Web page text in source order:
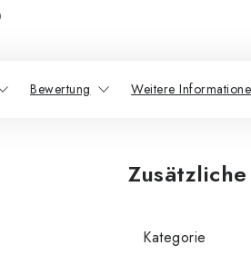
Bewertung Weitere
Kategorie